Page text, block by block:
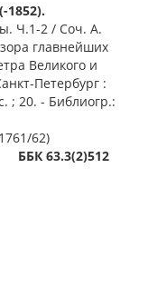
1852).
Ч.1-2 / Соч. А.
главнейших
Великого и
Петербург :
; 20. - Библиогр.:
62)
ББК 63.3(2)512